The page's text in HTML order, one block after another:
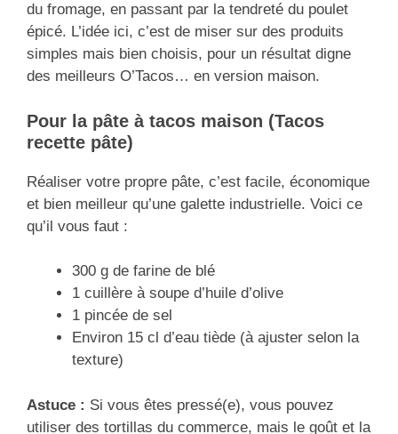
du fromage, en passant par la tendreté du poulet
épicé. L’idée ici, c’est de miser sur des produits
simples mais bien choisis, pour un résultat digne
des meilleurs O’Tacos… en version maison.
Pour la pâte à tacos maison (Tacos
recette pâte)
Réaliser votre propre pâte, c’est facile, économique
et bien meilleur qu’une galette industrielle. Voici ce
qu’il vous faut :
300 g de farine de blé
1 cuillère à soupe d’huile d’olive
1 pincée de sel
Environ 15 cl d’eau tiède (à ajuster selon la
texture)
Astuce : Si vous êtes pressé(e), vous pouvez
utiliser des tortillas du commerce, mais le goût et la